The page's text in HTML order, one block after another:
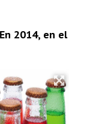
2014, en el